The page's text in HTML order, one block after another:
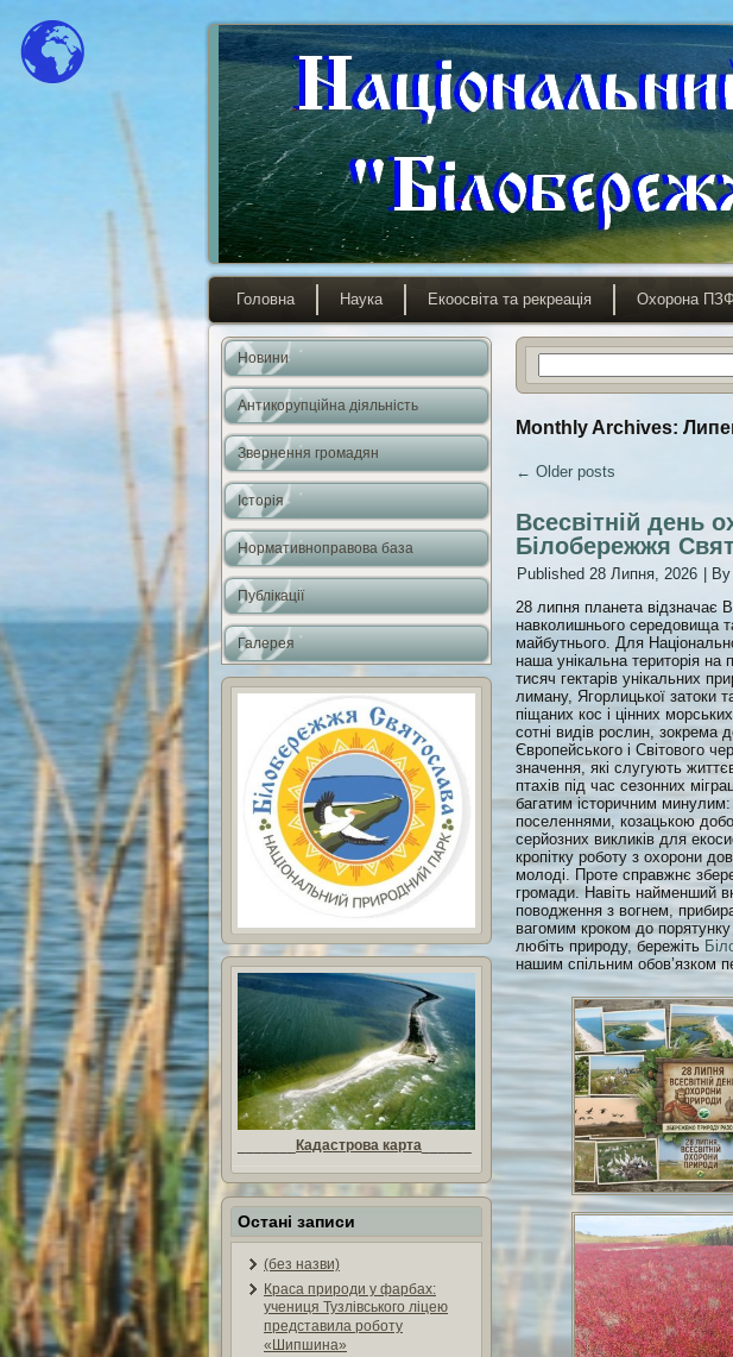
Головна Наука Екоосвіта та рекреація Охорона ПЗФ
Новини
Антикорупційна діяльність
Звернення громадян
Історія
Нормативноправова база
Публікації
Галерея
Кадастрова карта
Остані записи
(без назви)
Краса природи у фарбах:
учениця Тузлівського ліцею
представила роботу
«Шипшина»
Monthly Archives:
← Older posts
Всесвітній день
Білобережжя
Published 28 Липня, 2026 By
28 липня планета відзначає
навколишнього середовища
майбутнього. Для
наша унікальна територія
тисяч гектарів унікальних
лиману, Ягорлицької затоки
піщаних кос і цінних
сотні видів рослин, зокрема
Європейського і Світового
значення, які слугують
птахів під час сезонних
багатим історичним минулим:
поселеннями, козацькою
серйозних викликів для
кропітку роботу з охорони
молоді. Проте справжнє
громади. Навіть найменший
поводження з вогнем,
вагомим кроком до
любіть природу, бережіть
нашим спільним обов’язком